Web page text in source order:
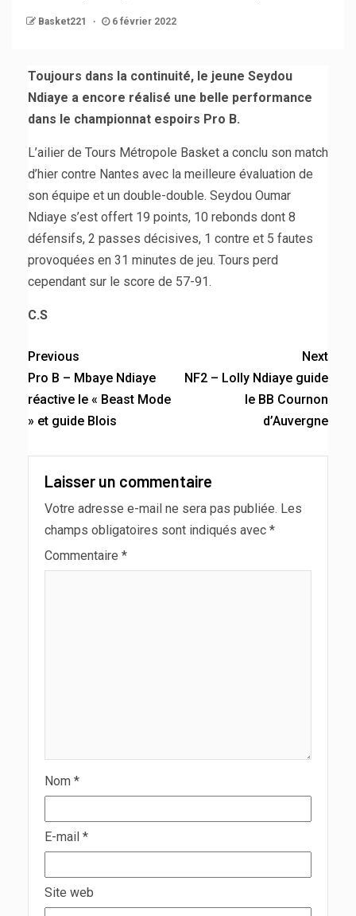
Basket221 6 février 2022
Toujours dans la continuité, le jeune Seydou
Ndiaye a encore réalisé une belle performance
dans le championnat espoirs Pro B.
L’ailier de Tours Métropole Basket a conclu son match
d’hier contre Nantes avec la meilleure évaluation de
son équipe et un double-double. Seydou Oumar
Ndiaye s’est offert 19 points, 10 rebonds dont 8
défensifs, 2 passes décisives, 1 contre et 5 fautes
provoquées en 31 minutes de jeu. Tours perd
cependant sur le score de 57-91.
C.S
Previous
Pro B – Mbaye Ndiaye
réactive le « Beast Mode
» et guide Blois
Next
NF2 – Lolly Ndiaye guide
le BB Cournon
d’Auvergne
Laisser un commentaire
Votre adresse e-mail ne sera pas publiée. Les
champs obligatoires sont indiqués avec *
Commentaire *
Nom *
E-mail *
Site web